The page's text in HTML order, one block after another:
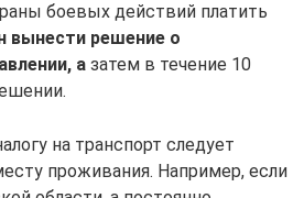
боевых действий платить
вынести решение о
а затем в течение 10
на транспорт следует
проживания. Например, если